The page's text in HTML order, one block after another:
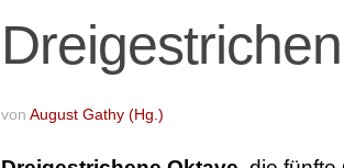
von August Gathy (Hg.)